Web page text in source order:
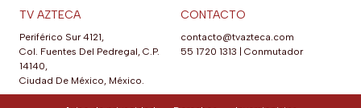
TV AZTECA
Periférico Sur 4121,
Col. Fuentes Del Pedregal, C.P.
14140,
Ciudad De México, México.
CONTACTO
contacto@tvazteca.com
55 1720 1313 | Conmutador